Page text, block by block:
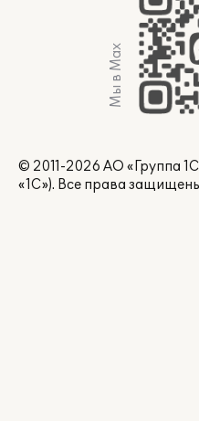
Мы в Max
© 2011-2026 АО «Группа
«1С»). Все права